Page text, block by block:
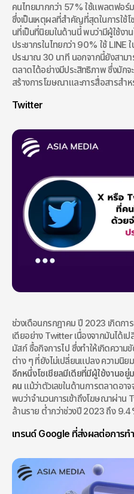
คนไทยมากกว่า 57% ใช้แพลตฟอร์
ซึ่งเป็นเหตุผลที่สำคัญที่สุดในการใช้โ
นที่เป็นที่นิยมในด้านนี้ พบว่ามีผู้ใช้ง
ประชากรในไทยกว่า 90% ใช้ LINE
ประมาณ 30 นาที นอกจากนี้ยังสามา
ตลาดได้อย่างมีประสิทธิภาพ ซึ่งมัก
สร้างการโฆษณาและการสื่อสารสำ
Twitter
ช่วงเดือนกรกฎาคม ปี 2023 เกิดกา
เดียอย่าง Twitter เนื่องจากมันได้เ
มัสก์ ซื้อกิจการไป ซึ่งทำให้เกิดควา
ต่าง ๆ ที่ยังไม่เปลี่ยนแปลง ความนิย
อีกหนึ่งโซเชียลมีเดียที่มีผู้ใช้งานอยู่
คน แม้ว่าตัวเลขในด้านการตลาดอา
พบว่าจำนวนการเข้าถึงโฆษณาผ่าน
ล้านราย ต่ำกว่าช่วงปี 2023 ถึง
เทรนด์ Google ที่ส่งผลต่อการท